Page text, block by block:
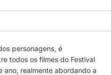
personagens, é
todos os filmes do Festival
ano, realmente abordando a